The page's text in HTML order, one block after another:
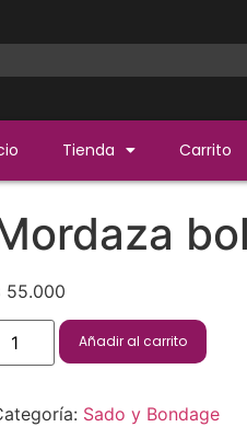
Tienda Carrito
55.000
Añadir al carrito
Sado y Bondage